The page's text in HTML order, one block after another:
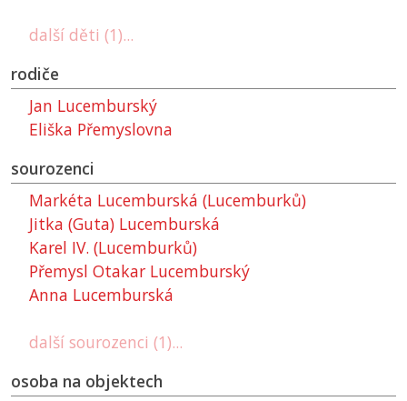
další děti (1)...
rodiče
Jan Lucemburský
Eliška Přemyslovna
sourozenci
Markéta Lucemburská (Lucemburků)
Jitka (Guta) Lucemburská
Karel IV. (Lucemburků)
Přemysl Otakar Lucemburský
Anna Lucemburská
další sourozenci (1)...
osoba na objektech